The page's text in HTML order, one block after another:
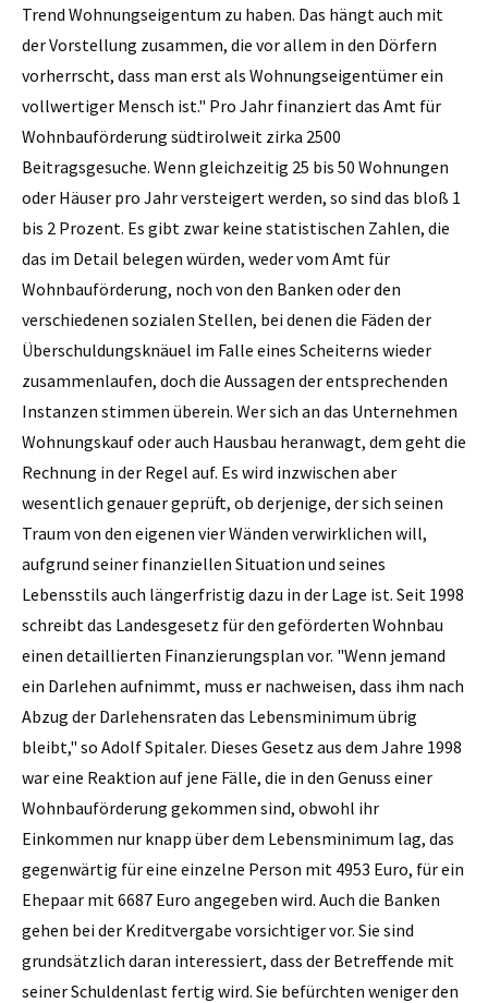
Trend Wohnungseigentum zu haben. Das hängt auch mit
der Vorstellung zusammen, die vor allem in den Dörfern
vorherrscht, dass man erst als Wohnungseigentümer ein
vollwertiger Mensch ist." Pro Jahr finanziert das Amt für
Wohnbauförderung südtirolweit zirka 2500
Beitragsgesuche. Wenn gleichzeitig 25 bis 50 Wohnungen
oder Häuser pro Jahr versteigert werden, so sind das bloß 1
bis 2 Prozent. Es gibt zwar keine statistischen Zahlen, die
das im Detail belegen würden, weder vom Amt für
Wohnbauförderung, noch von den Banken oder den
verschiedenen sozialen Stellen, bei denen die Fäden der
Überschuldungsknäuel im Falle eines Scheiterns wieder
zusammenlaufen, doch die Aussagen der entsprechenden
Instanzen stimmen überein. Wer sich an das Unternehmen
Wohnungskauf oder auch Hausbau heranwagt, dem geht die
Rechnung in der Regel auf. Es wird inzwischen aber
wesentlich genauer geprüft, ob derjenige, der sich seinen
Traum von den eigenen vier Wänden verwirklichen will,
aufgrund seiner finanziellen Situation und seines
Lebensstils auch längerfristig dazu in der Lage ist. Seit 1998
schreibt das Landesgesetz für den geförderten Wohnbau
einen detaillierten Finanzierungsplan vor. "Wenn jemand
ein Darlehen aufnimmt, muss er nachweisen, dass ihm nach
Abzug der Darlehensraten das Lebensminimum übrig
bleibt," so Adolf Spitaler. Dieses Gesetz aus dem Jahre 1998
war eine Reaktion auf jene Fälle, die in den Genuss einer
Wohnbauförderung gekommen sind, obwohl ihr
Einkommen nur knapp über dem Lebensminimum lag, das
gegenwärtig für eine einzelne Person mit 4953 Euro, für ein
Ehepaar mit 6687 Euro angegeben wird. Auch die Banken
gehen bei der Kreditvergabe vorsichtiger vor. Sie sind
grundsätzlich daran interessiert, dass der Betreffende mit
seiner Schuldenlast fertig wird. Sie befürchten weniger den